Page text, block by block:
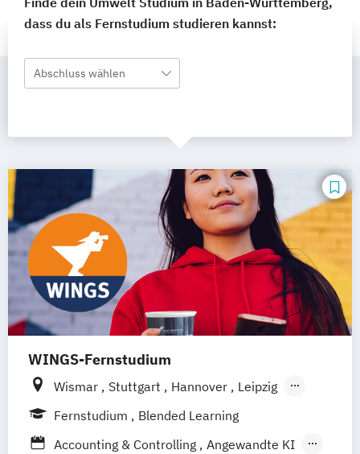
dass du als Fernstudium studieren kannst:
Abschluss wählen
WINGS-Fernstudium
Wismar Stuttgart Hannover
Leipzig
Frankfurt am Main
Berlin
Hamburg
Fernstudium
Blended Learning
Accounting & Controlling
Angewandte KI